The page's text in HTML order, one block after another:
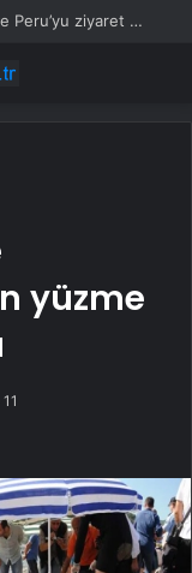
Papa Leo Kasım’da Uruguay, Arjantin ve Peru’yu ziyaret edecek
yüzme
11